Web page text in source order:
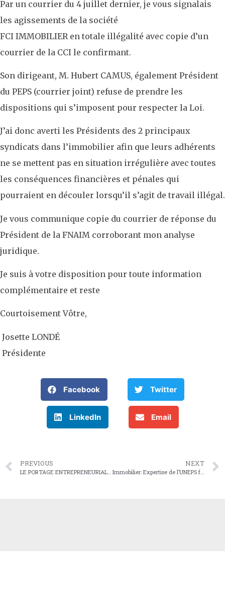
Par un courrier du 4 juillet dernier, je vous signalais
les agissements de la société
FCI IMMOBILIER en totale illégalité avec copie d’un
courrier de la CCI le confirmant.
Son dirigeant, M. Hubert CAMUS, également Président
du PEPS (courrier joint) refuse de prendre les
dispositions qui s’imposent pour respecter la Loi.
J’ai donc averti les Présidents des 2 principaux
syndicats dans l’immobilier afin que leurs adhérents
ne se mettent pas en situation irrégulière avec toutes
les conséquences financières et pénales qui
pourraient en découler lorsqu’il s’agit de travail illégal.
Je vous communique copie du courrier de réponse du
Président de la FNAIM corroborant mon analyse
juridique.
Je suis à votre disposition pour toute information
complémentaire et reste
Courtoisement Vôtre,
Josette LONDÉ
Présidente
Facebook Twitter
LinkedIn Email
PREVIOUS
LE PORTAGE ENTREPRENEURIAL AU SERVICE DE L’IMMOBILIER : VIVE RÉACTION DU PRÉSIDENT DU PEPS
NEXT
Immobilier: Expertise de l’UNEPS face à l’interdiction du portage salarial en agence immobilière